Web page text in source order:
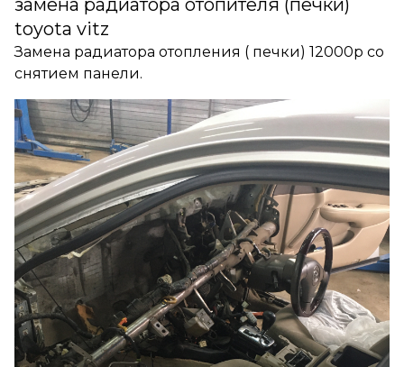
замена радиатора отопителя (печки)
toyota vitz
Замена радиатора отопления ( печки) 12000р со
снятием панели.